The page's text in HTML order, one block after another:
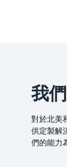
我
對於北美
供定製解
們的能力